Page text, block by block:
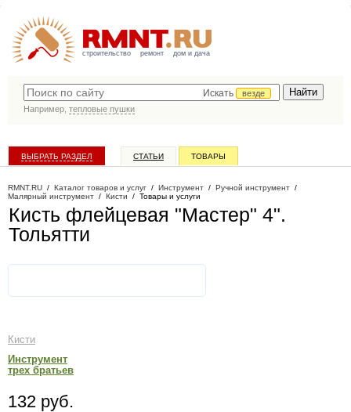
строительство ремонт дом и дача
Искать
везде
Например, тепловые пушки
ВЫБРАТЬ РАЗДЕЛ СТАТЬИ ТОВАРЫ
RMNT.RU / Каталог товаров и услуг / Инструмент / Ручной инструмент /
Малярный инструмент / Кисти / Товары и услуги
Кисть флейцевая "Мастер" 4".
Тольятти
Кисти
Инструмент
трех братьев
132 руб.